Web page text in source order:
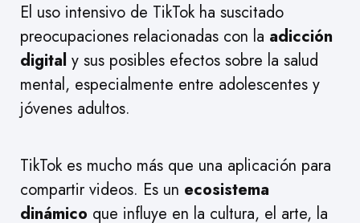
El uso intensivo de TikTok ha suscitado
preocupaciones relacionadas con la adicción
digital y sus posibles efectos sobre la salud
mental, especialmente entre adolescentes y
jóvenes adultos.
TikTok es mucho más que una aplicación para
compartir videos. Es un ecosistema
dinámico que influye en la cultura, el arte, la